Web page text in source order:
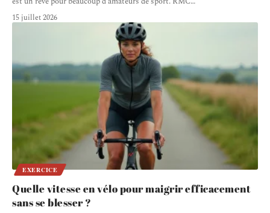
15 juillet 2026
EXERCICE
Quelle vitesse en vélo pour maigrir efficacement
sans se blesser ?